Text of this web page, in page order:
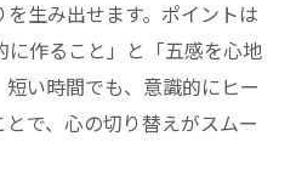
生み出せます。ポイントは
に作ること」と「五感を心地
い時間でも、意識的にヒー
で、心の切り替えがスムー